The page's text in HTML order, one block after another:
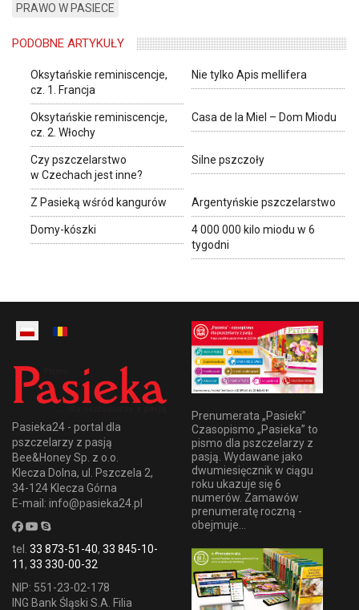
PRAWO W PASIECE
PODOBNE ARTYKUŁY
Oksytańskie reminiscencje,
cz. 1. Francja
Nie tylko Apis mellifera
Oksytańskie reminiscencje,
cz. 2. Włochy
Casa de la Miel – Dom Miodu
Czy pszczelarstwo
w Czechach jest inne?
Silne pszczoły
Z Pasieką wśród kangurów Argentyńskie pszczelarstwo
Domy-kószki
4 000 000 kilo miodu w 6
tygodni
Pasieka24 - portal dla
pszczelarzy z pasją
Bee&Honey Sp. z o.o.
Klecza Dolna, ul. Pszczela 2,
34-124 Klecza Górna
E-mail: info@pasieka24.pl
tel. 33 873-51-40, 33 845-10-
11, 33 330-00-32
NIP: 551-23-02-178
ING Bank Śląski S.A. Filia
Prenumerata „Pasieki”
Czasopismo „Pasieka” to
pismo dla pszczelarzy z
pasją. Wydawane jako
dwumiesięcznik w ciągu
roku ukazuje się 6
numerów. Zamawów
prenumeratę roczną -
obejmuje...